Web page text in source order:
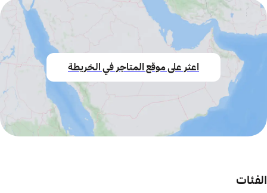
اعثر على موقع المتاجر في الخريطة
الفئات